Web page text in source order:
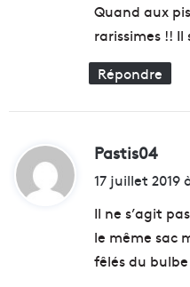
Quand aux
rarissimes !! Il
Répondre
Pastis04d
i
17 juillet 2019
Il ne s’agit
le même sac
fêlés du